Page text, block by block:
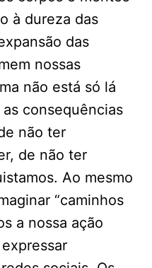
à dureza das
das
nossas
não está só lá
consequências
não ter
de não ter
Ao mesmo
“caminhos
a nossa ação